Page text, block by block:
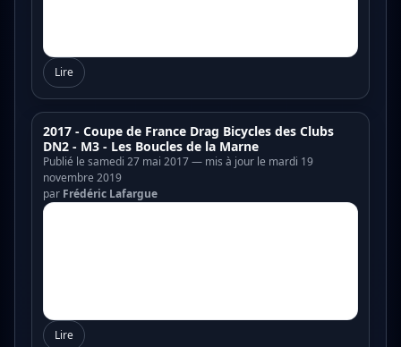
Lire
2017 - Coupe de France Drag Bicycles des Clubs
DN2 - M3 - Les Boucles de la Marne
Publié le samedi 27 mai 2017 — mis à jour le mardi 19
novembre 2019
par Frédéric Lafargue
Lire